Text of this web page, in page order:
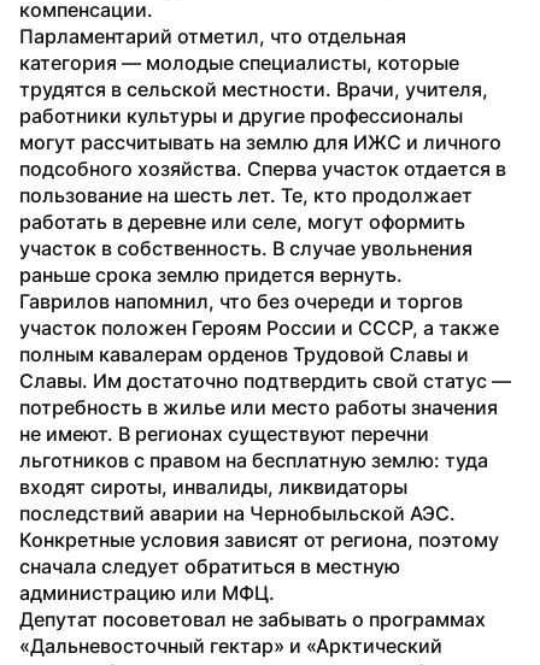
компенсации.
Парламентарий отметил, что отдельная
категория — молодые специалисты, которые
трудятся в сельской местности. Врачи, учителя,
работники культуры и другие профессионалы
могут рассчитывать на землю для ИЖС и личного
подсобного хозяйства. Сперва участок отдается в
пользование на шесть лет. Те, кто продолжает
работать в деревне или селе, могут оформить
участок в собственность. В случае увольнения
раньше срока землю придется вернуть.
Гаврилов напомнил, что без очереди и торгов
участок положен Героям России и СССР, а также
полным кавалерам орденов Трудовой Славы и
Славы. Им достаточно подтвердить свой статус —
потребность в жилье или место работы значения
не имеют. В регионах существуют перечни
льготников с правом на бесплатную землю: туда
входят сироты, инвалиды, ликвидаторы
последствий аварии на Чернобыльской АЭС.
Конкретные условия зависят от региона, поэтому
сначала следует обратиться в местную
администрацию или МФЦ.
Депутат посоветовал не забывать о программах
«Дальневосточный гектар» и «Арктический